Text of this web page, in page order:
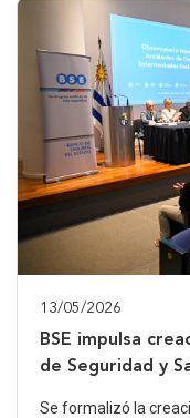
13/05/2026
BSE impulsa
de Seguridad y
Se formalizó la